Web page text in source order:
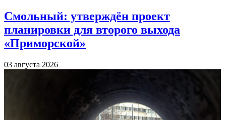
Смольный: утверждён проект
планировки для второго выхода
«Приморской»
03 августа 2026